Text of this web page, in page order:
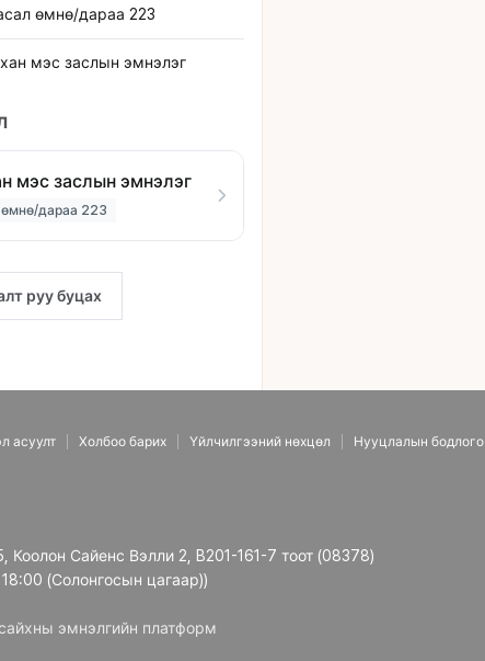
өмнө/дараа 223
мэс заслын эмнэлэг
мэс заслын эмнэлэг
дараа 223
руу буцах
асуулт Холбоо барих Үйлчилгээний нөхцөл Нууцлалын бодлого
Сайенс Вэлли 2, B201-161-7 тоот (08378)
(Солонгосын цагаар))
эмнэлгийн платформ